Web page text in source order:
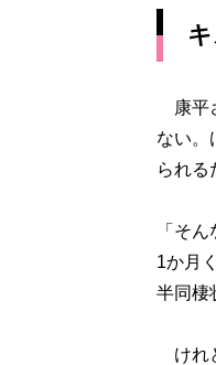
康平
ない。
られる
「そ
1か月
半同棲
けれ